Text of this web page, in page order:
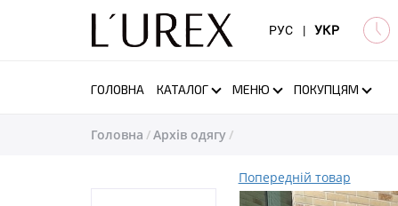
РУС | УКР
ГОЛОВНА КАТАЛОГ МЕНЮ ПОКУПЦЯМ
Головна Архів одягу
Попередній товар